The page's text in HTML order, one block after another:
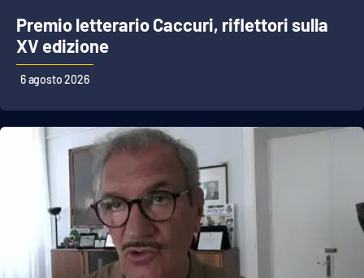
EDIZIONI
LOCALI
Crotone
Vibo Valentia
Reggio Calabria
Cosenza
Premio letterario Caccuri, riflettori sulla
XV edizione
6 agosto 2026